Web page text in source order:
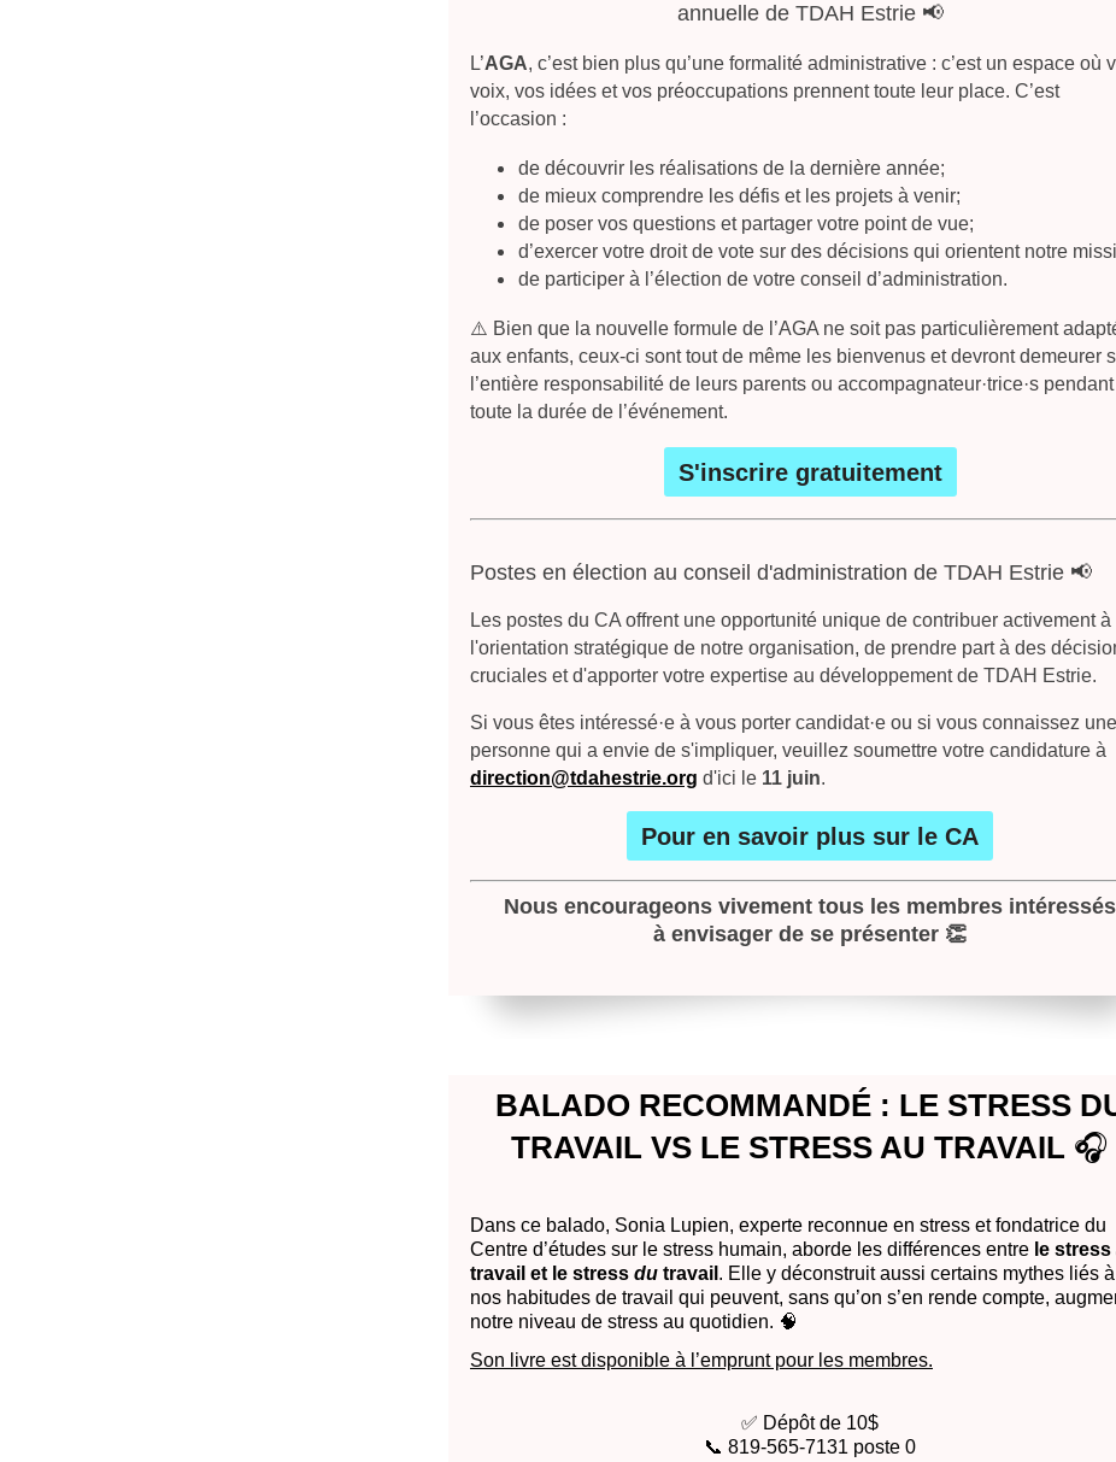
annuelle de TDAH Estrie 📢
L’AGA, c’est bien plus qu’une formalité administrative : c’est un espace où
voix, vos idées et vos préoccupations prennent toute leur place. C’est
l’occasion :
de découvrir les réalisations de la dernière année;
de mieux comprendre les défis et les projets à venir;
de poser vos questions et partager votre point de vue;
d’exercer votre droit de vote sur des décisions qui orientent notre
de participer à l’élection de votre conseil d’administration.
⚠️ Bien que la nouvelle formule de l’AGA ne soit pas particulièrement
aux enfants, ceux-ci sont tout de même les bienvenus et devront demeurer
l’entière responsabilité de leurs parents ou accompagnateur·trice·s pendant
toute la durée de l’événement.
S'inscrire gratuitement
Postes en élection au conseil d'administration de TDAH Estrie 📢
Les postes du CA offrent une opportunité unique de contribuer activement à
l'orientation stratégique de notre organisation, de prendre part à des
cruciales et d'apporter votre expertise au développement de TDAH Estrie.
Si vous êtes intéressé·e à vous porter candidat·e ou si vous connaissez une
personne qui a envie de s'impliquer, veuillez soumettre votre candidature à
d irection@tdahestrie.org d'ici le 11 juin.
Pour en savoir plus sur le CA
Nous encourageons vivement tous les membres intéressés
à envisager de se présenter 👏
BALADO RECOMMANDÉ : LE STRESS
TRAVAIL VS LE STRESS AU TRAVAIL 🎧
Dans ce balado, Sonia Lupien, experte reconnue en stress et fondatrice du
Centre d’études sur le stress humain, aborde les différences entre le stress
travail et le stress du travail . Elle y déconstruit aussi certains mythes liés à
nos habitudes de travail qui peuvent, sans qu’on s’en rende compte,
notre niveau de stress au quotidien. 🧠
Son livre est disponible à l’emprunt pour les membres.
✅ Dépôt de 10$
📞 819-565-7131 poste 0